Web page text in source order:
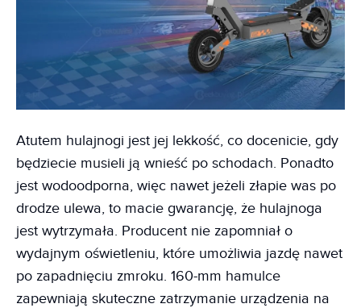
Atutem hulajnogi jest jej lekkość, co docenicie, gdy
będziecie musieli ją wnieść po schodach. Ponadto
jest wodoodporna, więc nawet jeżeli złapie was po
drodze ulewa, to macie gwarancję, że hulajnoga
jest wytrzymała. Producent nie zapomniał o
wydajnym oświetleniu, które umożliwia jazdę nawet
po zapadnięciu zmroku. 160-mm hamulce
zapewniają skuteczne zatrzymanie urządzenia na